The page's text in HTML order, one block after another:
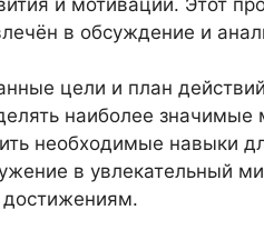
в обсуждение и
цели и план
наиболее значимые
необходимые навыки
в увлекательный